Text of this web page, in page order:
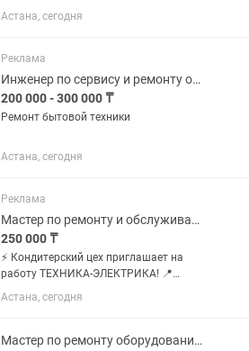
мастеров для выполнения заказов
через приложение Яндекс. Что нужно
(холодильников, стиральных машин,...
Астана, сегодня
Реклама
Инженер по сервису и ремонту оборудования
200 000 - 300 000 ₸
Ремонт бытовой техники
Астана, сегодня
Реклама
Мастер по ремонту и обслуживанию оборудования
250 000 ₸
⚡ Кондитерский цех приглашает на
работу ТЕХНИКА-ЭЛЕКТРИКА! 📍
Адрес: ул. Сейфуллина, 63/5 💼 Условия
работы: 🗓️ График: 2/2 с 08:00 до 20:00
руки 📋 Обязанности: 🔹...
Астана, сегодня
Мастер по ремонту оборудования, техники